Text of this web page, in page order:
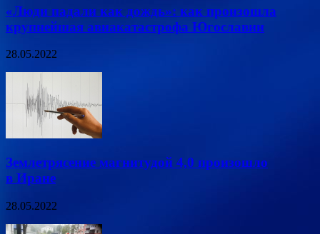
«Люди падали как дождь»: как произошла
крупнейшая авиакатастрофа Югославии
28.05.2022
Землетрясение магнитудой 4,0 произошло
в Иране
28.05.2022